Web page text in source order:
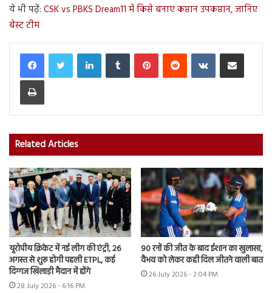
ये भी पढ़ें: CSK vs PBKS Dream11 में किसे बनाए कप्तान उपकप्तान, जानिए
बेस्ट टीम
LinkedInTumblr PinterestReddit VKontakteShare via Email
Print
Related Articles
यूरोपीय क्रिकेट में नई लीग की एंट्री, 26
अगस्त से शुरू होगी पहली ETPL, कई
दिग्गज खिलाड़ी मैदान में होंगे
28 July 2026 - 6:16 PM
90 रनों की जीत के बाद ईशान का खुलासा,
वैभव को लेकर कही दिल जीतने वाली बात
26 July 2026 - 2:04 PM